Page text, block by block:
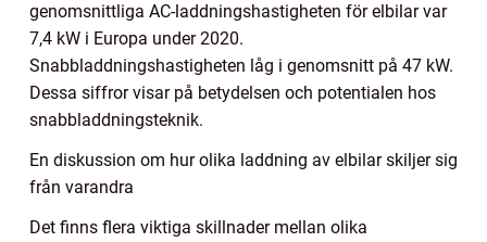
genomsnittliga AC-laddningshastigheten för elbilar var
7,4 kW i Europa under 2020.
Snabbladdningshastigheten låg i genomsnitt på 47 kW.
Dessa siffror visar på betydelsen och potentialen hos
snabbladdningsteknik.
En diskussion om hur olika laddning av elbilar skiljer sig
från varandra
Det finns flera viktiga skillnader mellan olika